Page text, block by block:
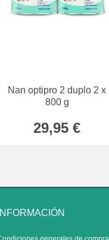
Nan optipro 2 duplo 2 x
800 g
29,95 €
INFORMACIÓN